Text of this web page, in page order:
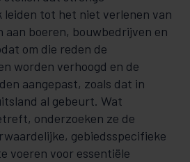
tot het niet verlenen van
boeren, bouwbedrijven en
om die reden de
worden verhoogd en de
aangepast, zoals dat in
al gebeurt. Wat
onderzoeken ze de
gebiedsspecifieke
voeren voor essentiële